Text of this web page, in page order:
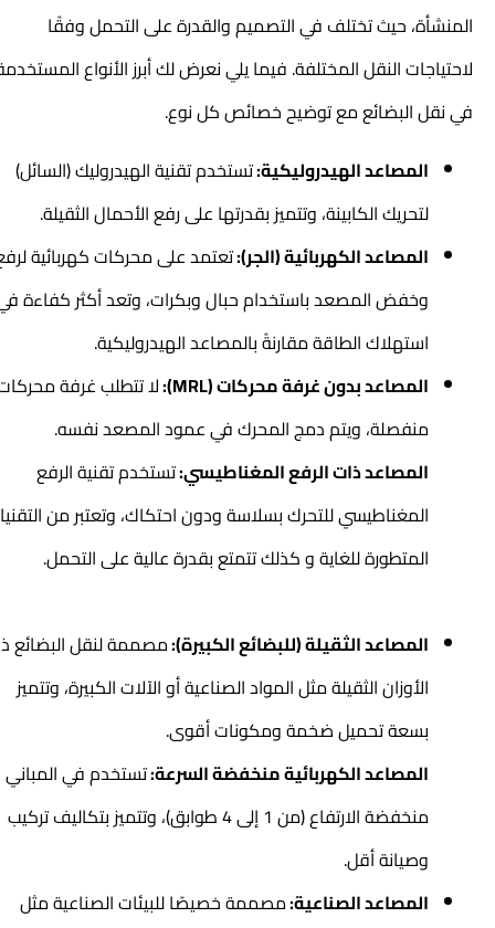
المنشأة، حيث تختلف في التصميم والقدرة على التحمل وفقًا
لاحتياجات النقل المختلفة. فيما يلي نعرض لك أبرز الأنواع المستخدمة
في نقل البضائع مع توضيح خصائص كل نوع.
المصاعد الهيدروليكية:تستخدم تقنية الهيدروليك (السائل)
لتحريك الكابينة، وتتميز بقدرتها على رفع الأحمال الثقيلة.
المصاعد الكهربائية (الجر):تعتمد على محركات كهربائية لرفع
وخفض المصعد باستخدام حبال وبكرات، وتعد أكثر كفاءة في
استهلاك الطاقة مقارنةً بالمصاعد الهيدروليكية.
المصاعد بدون غرفة محركات (MRL):
لا تتطلب غرفة محركات
منفصلة، ويتم دمج المحرك في عمود المصعد نفسه.
المصاعد ذات الرفع المغناطيسي:تستخدم تقنية الرفع
المغناطيسي للتحرك بسلاسة ودون احتكاك، وتعتبر من التقنيات
المتطورة للغاية و كذلك تتمتع بقدرة عالية على التحمل.
المصاعد الثقيلة (للبضائع الكبيرة):مصممة لنقل البضائع ذات
الأوزان الثقيلة مثل المواد الصناعية أو الآلات الكبيرة، وتتميز
بسعة تحميل ضخمة ومكونات أقوى.
المصاعد الكهربائية منخفضة السرعة:تستخدم في المباني
منخفضة الارتفاع (من 1 إلى 4 طوابق)، وتتميز بتكاليف تركيب
وصيانة أقل.
المصاعد الصناعية:مصممة خصيصًا للبيئات الصناعية مثل